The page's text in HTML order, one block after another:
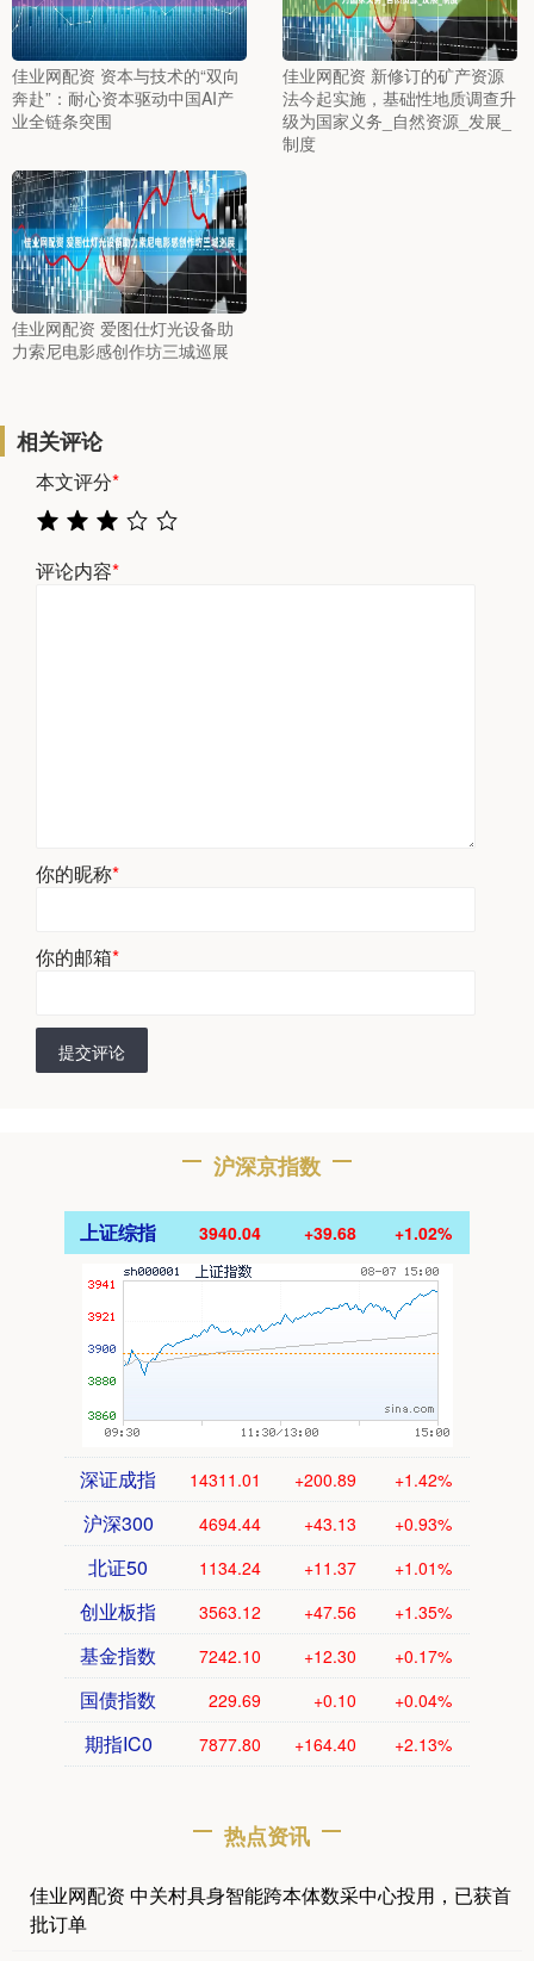
佳业网配资 资本与技术的“双向
奔赴”：耐心资本驱动中国AI产
业全链条突围
佳业网配资 新修订的矿产资源
法今起实施，基础性地质调查升
级为国家义务_自然资源_发展_
制度
佳业网配资 爱图仕灯光设备助
力索尼电影感创作坊三城巡展
相关评论
本文评分*
评论内容*
你的昵称*
你的邮箱*
提交评论
沪深京指数
上证综指 3940.04 +39.68 +1.02%
深证成指 14311.01 +200.89 +1.42%
沪深300 4694.44 +43.13 +0.93%
北证50 1134.24 +11.37 +1.01%
创业板指 3563.12 +47.56 +1.35%
基金指数 7242.10 +12.30 +0.17%
国债指数 229.69 +0.10 +0.04%
期指IC0 7877.80 +164.40 +2.13%
热点资讯
佳业网配资 中关村具身智能跨本体数采中心投用，已获首
批订单